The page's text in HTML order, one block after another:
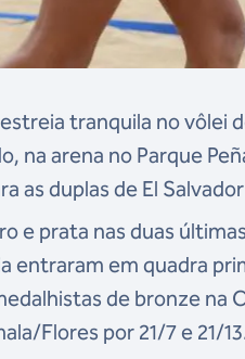
tranquila no vôlei
na arena no Parque
as duplas de El
e prata nas duas
entraram em quadra
de bronze na
Flores por 21/7 e 21/